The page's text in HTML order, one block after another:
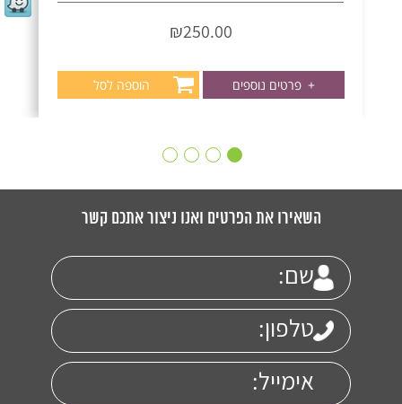
₪250.00
+ פרטים נוספים הוספה לסל
השאירו את הפרטים ואנו ניצור אתכם קשר